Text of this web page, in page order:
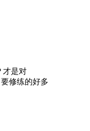
才是对
修练的好多